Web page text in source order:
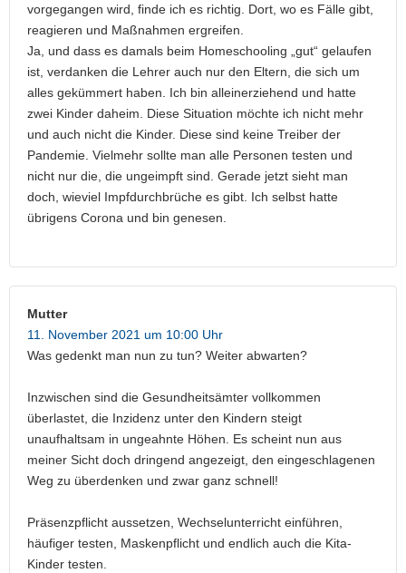
vorgegangen wird, finde ich es richtig. Dort, wo es Fälle gibt,
reagieren und Maßnahmen ergreifen.
Ja, und dass es damals beim Homeschooling „gut“ gelaufen
ist, verdanken die Lehrer auch nur den Eltern, die sich um
alles gekümmert haben. Ich bin alleinerziehend und hatte
zwei Kinder daheim. Diese Situation möchte ich nicht mehr
und auch nicht die Kinder. Diese sind keine Treiber der
Pandemie. Vielmehr sollte man alle Personen testen und
nicht nur die, die ungeimpft sind. Gerade jetzt sieht man
doch, wieviel Impfdurchbrüche es gibt. Ich selbst hatte
übrigens Corona und bin genesen.
Mutter
11. November 2021 um 10:00 Uhr
Was gedenkt man nun zu tun? Weiter abwarten?
Inzwischen sind die Gesundheitsämter vollkommen
überlastet, die Inzidenz unter den Kindern steigt
unaufhaltsam in ungeahnte Höhen. Es scheint nun aus
meiner Sicht doch dringend angezeigt, den eingeschlagenen
Weg zu überdenken und zwar ganz schnell!
Präsenzpflicht aussetzen, Wechselunterricht einführen,
häufiger testen, Maskenpflicht und endlich auch die Kita-
Kinder testen.